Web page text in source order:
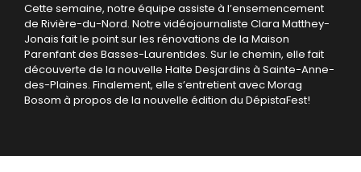
Cette semaine, notre équipe assiste à l’ensemencement
de Rivière-du-Nord. Notre vidéojournaliste Clara Matthey-
Jonais fait le point sur les rénovations de la Maison
Parenfant des Basses-Laurentides. Sur le chemin, elle fait
découverte de la nouvelle Halte Desjardins à Sainte-Anne-
des-Plaines. Finalement, elle s’entretient avec Morag
Bosom à propos de la nouvelle édition du DépistaFest!